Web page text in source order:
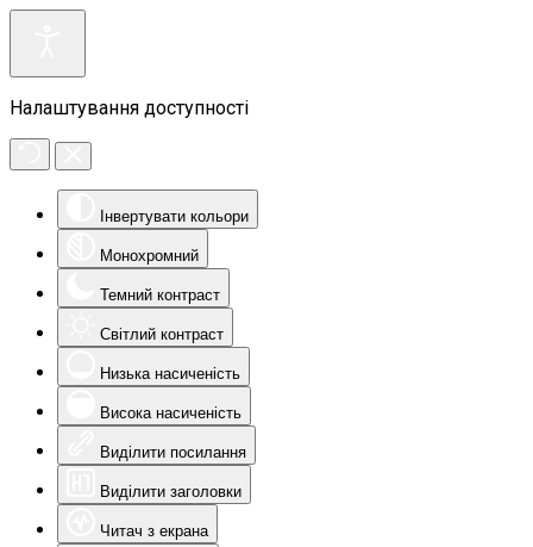
Налаштування доступності
Інвертувати кольори
Монохромний
Темний контраст
Світлий контраст
Низька насиченість
Висока насиченість
Виділити посилання
Виділити заголовки
Читач з екрана